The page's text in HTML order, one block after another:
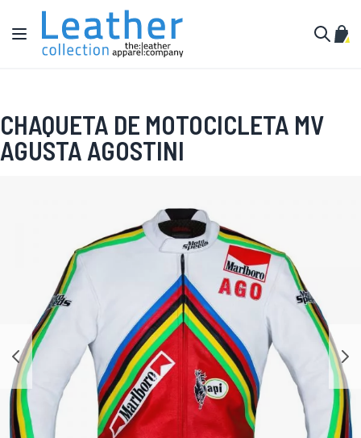
Ir al contenido
Toggle Nav
Mi
CHAQUETA DE MOTOCICLETA MV
AGUSTA AGOSTINI